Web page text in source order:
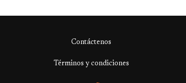
Contáctenos
Términos y condiciones